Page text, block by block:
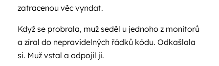
zatracenou věc vyndat.
Když se probrala, muž seděl u jednoho z monitorů
a zíral do nepravidelných řádků kódu. Odkašlala
si. Muž vstal a odpojil ji.